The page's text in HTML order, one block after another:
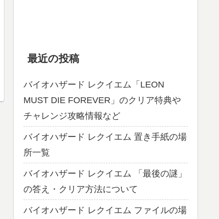
最近の投稿
バイオハザード レクイエム「LEON
MUST DIE FOREVER」のクリア特典や
チャレンジ攻略情報など
バイオハザード レクイエム 置き手紙の場
所一覧
バイオハザード レクイエム 「最後の謎」
の答え・クリア方法について
バイオハザード レクイエム ファイルの場